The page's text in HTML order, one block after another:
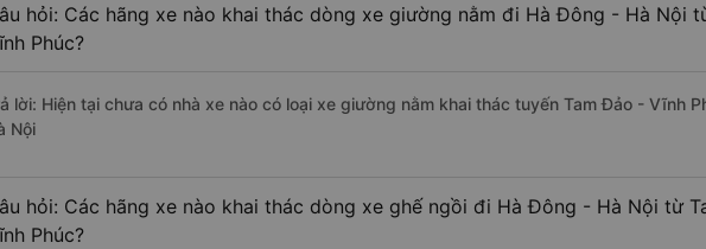
hỏi: Các hãng xe nào khai thác dòng xe giường nằm đi Hà Đông - Hà Nội
Phúc?
lời: Hiện tại chưa có nhà xe nào có loại xe giường nằm khai thác tuyến Tam Đảo - Vĩnh
Nội
hỏi: Các hãng xe nào khai thác dòng xe ghế ngồi đi Hà Đông - Hà Nội từ
Phúc?